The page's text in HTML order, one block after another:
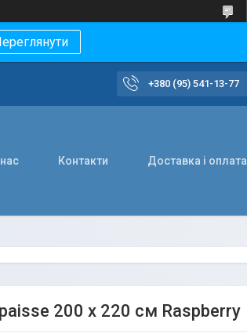
+380 (95) 541-13-77
Контакти Доставка і оплата
200 х 220 см Raspberry